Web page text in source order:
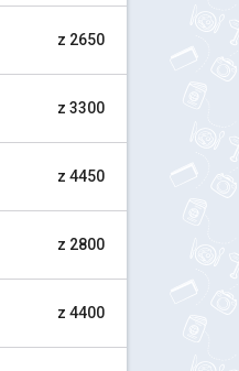
z 2650
z 3300
z 4450
z 2800
z 4400